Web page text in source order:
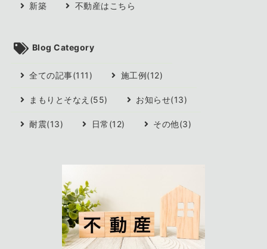
新築 不動産はこちら
Blog Category
全ての記事(111) 施工例(12)
まもりとそなえ(55) お知らせ(13)
耐震(13) 日常(12) その他(3)